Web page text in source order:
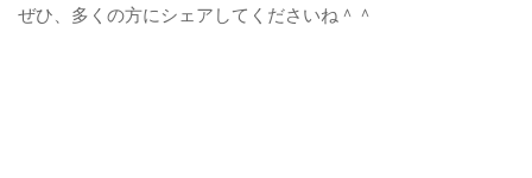
ぜひ、多くの方にシェアしてくださいね＾＾